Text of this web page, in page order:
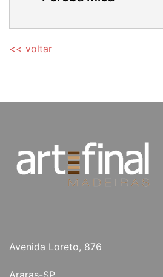
<< voltar
Avenida Loreto, 876
Araras-SP